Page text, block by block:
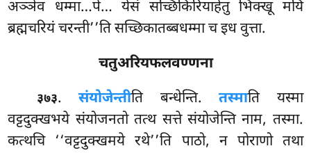
अञ्ञेव धम्मा…पे… येसं सच्छिकिरियाहेतु भिक्खू मयि
ब्रह्मचरियं चरन्ती’’ति सच्छिकातब्बधम्मा च इध वुत्ता.
चतुअरियफलवण्णना
३७३.संयोजेन्तीति बन्धेन्ति.तस्माति यस्मा
वट्टदुक्खभये संयोजनतो तत्थ सत्ते संयोजेन्ति नाम, तस्मा.
कत्थचि ‘‘वट्टदुक्खमये रथे’’ति पाठो, न पोराणो तथा